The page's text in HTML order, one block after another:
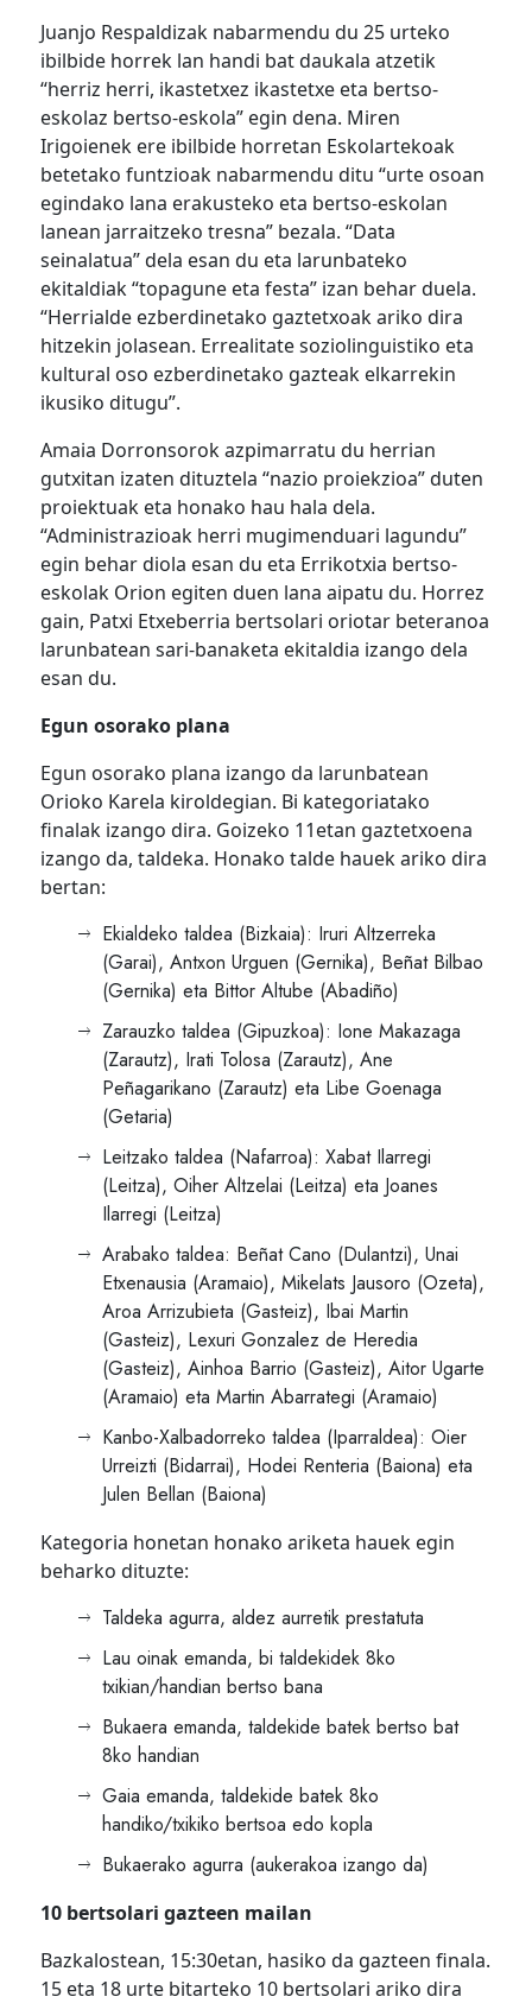
Juanjo Respaldizak nabarmendu du 25 urteko
ibilbide horrek lan handi bat daukala atzetik
“herriz herri, ikastetxez ikastetxe eta bertso-
eskolaz bertso-eskola” egin dena. Miren
Irigoienek ere ibilbide horretan Eskolartekoak
betetako funtzioak nabarmendu ditu “urte osoan
egindako lana erakusteko eta bertso-eskolan
lanean jarraitzeko tresna” bezala. “Data
seinalatua” dela esan du eta larunbateko
ekitaldiak “topagune eta festa” izan behar duela.
“Herrialde ezberdinetako gaztetxoak ariko dira
hitzekin jolasean. Errealitate soziolinguistiko eta
kultural oso ezberdinetako gazteak elkarrekin
ikusiko ditugu”.
Amaia Dorronsorok azpimarratu du herrian
gutxitan izaten dituztela “nazio proiekzioa” duten
proiektuak eta honako hau hala dela.
“Administrazioak herri mugimenduari lagundu”
egin behar diola esan du eta Errikotxia bertso-
eskolak Orion egiten duen lana aipatu du. Horrez
gain, Patxi Etxeberria bertsolari oriotar beteranoa
larunbatean sari-banaketa ekitaldia izango dela
esan du.
Egun osorako plana
Egun osorako plana izango da larunbatean
Orioko Karela kiroldegian. Bi kategoriatako
finalak izango dira. Goizeko 11etan gaztetxoena
izango da, taldeka. Honako talde hauek ariko dira
bertan:
Ekialdeko taldea (Bizkaia): Iruri Altzerreka
(Garai), Antxon Urguen (Gernika), Beñat Bilbao
(Gernika) eta Bittor Altube (Abadiño)
Zarauzko taldea (Gipuzkoa): Ione Makazaga
(Zarautz), Irati Tolosa (Zarautz), Ane
Peñagarikano (Zarautz) eta Libe Goenaga
(Getaria)
Leitzako taldea (Nafarroa): Xabat Ilarregi
(Leitza), Oiher Altzelai (Leitza) eta Joanes
Ilarregi (Leitza)
Arabako taldea: Beñat Cano (Dulantzi), Unai
Etxenausia (Aramaio), Mikelats Jausoro (Ozeta),
Aroa Arrizubieta (Gasteiz), Ibai Martin
(Gasteiz), Lexuri Gonzalez de Heredia
(Gasteiz), Ainhoa Barrio (Gasteiz), Aitor Ugarte
(Aramaio) eta Martin Abarrategi (Aramaio)
Kanbo-Xalbadorreko taldea (Iparraldea): Oier
Urreizti (Bidarrai), Hodei Renteria (Baiona) eta
Julen Bellan (Baiona)
Kategoria honetan honako ariketa hauek egin
beharko dituzte:
Taldeka agurra, aldez aurretik prestatuta
Lau oinak emanda, bi taldekidek 8ko
txikian/handian bertso bana
Bukaera emanda, taldekide batek bertso bat
8ko handian
Gaia emanda, taldekide batek 8ko
handiko/txikiko bertsoa edo kopla
Bukaerako agurra (aukerakoa izango da)
10 bertsolari gazteen mailan
Bazkalostean, 15:30etan, hasiko da gazteen finala.
15 eta 18 urte bitarteko 10 bertsolari ariko dira